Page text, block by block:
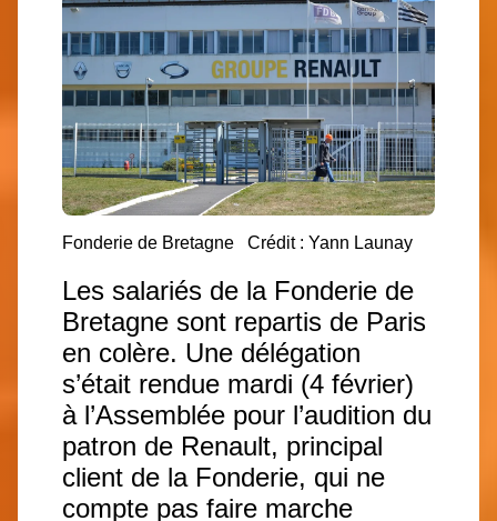
Fonderie de Bretagne Crédit : Yann Launay
Les salariés de la Fonderie de
Bretagne sont repartis de Paris
en colère. Une délégation
s’était rendue mardi (4 février)
à l’Assemblée pour l’audition du
patron de Renault, principal
client de la Fonderie, qui ne
compte pas faire marche